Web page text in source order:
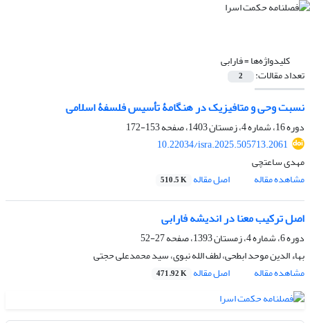
کلیدواژه‌ها =فارابی
تعداد مقالات: 2
نسبت وحی و متافیزیک در هنگامۀ تأسیس فلسفۀ اسلامی
دوره 16، شماره 4، زمستان 1403، صفحه
153-172
10.22034/isra.2025.505713.2061
مهدی ساعتچی
مشاهده مقاله
اصل مقاله 510.5 K
اصل ترکیب معنا در اندیشه فارابی
دوره 6، شماره 4، زمستان 1393، صفحه
27-52
بهاء الدین موحد ابطحی، لطف الله نبوی، سید محمدعلی حجتی
مشاهده مقاله
اصل مقاله 471.92 K